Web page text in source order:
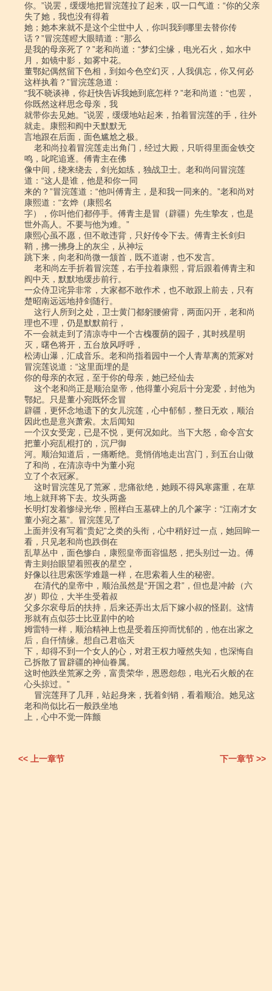
你。”说罢，缓缓地把冒浣莲拉了起来，叹一口气道：“你的父亲
失了她，我也没有得着
她；她本来就不是这个尘世中人，你叫我到哪里去替你传
话？”冒浣莲瞪大眼睛道：“那么
是我的母亲死了？”老和尚道：“梦幻尘缘，电光石火，如水中
月，如镜中影，如雾中花。
董鄂妃偶然留下色相，到如今色空幻灭，人我俱忘，你又何必
这样执着？”冒浣莲急道：
“我不晓谈禅，你赶快告诉我她到底怎样？”老和尚道：“也罢，
你既然这样思念母亲，我
就带你去见她。”说罢，缓缓地站起来，拍着冒浣莲的手，往外
就走。康熙和阎中天默默无
言地跟在后面，面色尴尬之极。
鸣，叱咤追逐。傅青主在佛
像中间，绕来绕去，剑光如练，独战卫士。老和尚问冒浣莲
道：“这人是谁，他是和你一同
来的？”冒浣莲道：“他叫傅青主，是和我一同来的。”老和尚对
康熙道：“玄烨（康熙名
字），你叫他们都停手。傅青主是冒（辟疆）先生挚友，也是
世外高人。不要与他为难。”
康熙心虽不愿，但不敢违背，只好传令下去。傅青主长剑归
鞘，拂一拂身上的灰尘，从神坛
跳下来，向老和尚微一颔首，既不道谢，也不发言。
阎中天，默默地缓步前行。
一众侍卫诧异非常，大家都不敢作术，也不敢跟上前去，只有
楚昭南远远地持剑随行。
理也不理，仍是默默前行，
不一会就走到了清凉寺中一个古槐覆荫的园子，其时残星明
灭，曙色将开，五台放风呼呼，
松涛山瀑，汇成音乐。老和尚指着园中一个人青草离的荒冢对
冒浣莲说道：“这里面埋的是
你的母亲的衣冠，至于你的母亲，她已经仙去
鄂妃。只是董小宛既怀念冒
辟疆，更怀念地遗下的女儿浣莲，心中郁郁，整日无欢，顺治
因此也是意兴萧索。太后闻知
一个汉女受宠，已是不悦，更何况如此。当下大怒，命令宫女
把董小宛乱棍打的，沉尸御
河。顺治知道后，一痛断绝。竟悄俏地走出宫门，到五台山做
了和尚，在清凉寺中为董小宛
立了个衣冠冢。
地上就拜将下去。坟头两盏
长明灯发着惨绿光华，照样白玉墓碑上的几个篆字：“江南才女
董小宛之墓”。冒浣莲见了
上面并没有写着“贵妃”之类的头衔，心中稍好过一点，她回眸一
看，只见老和尚也跌倒在
乱草丛中，面色惨白，康熙皇帝面容愠怒，把头别过一边。傅
青主则抬眼望着照夜的星空，
好像以往思索医学难题一样，在思索着人生的秘密。
岁）即位，大半生受着叔
父多尔衮母后的扶持，后来还弄出太后下嫁小叔的怪剧。这情
形就有点似莎士比亚剧中的哈
姆雷特一样，顺治精神上也是受着压抑而忧郁的，他在出家之
后，自仟情缘。想自己君临天
下，却得不到一个女人的心，对君王权力哑然失知，也深悔自
己拆散了冒辟疆的神仙眷属。
这时他跌坐荒冢之旁，富贵荣华，恩恩怨怨，电光石火般的在
心头掠过。”
老和尚似比石一般跌坐地
上，心中不觉一阵颤
<< 上一章节 下一章节 >>